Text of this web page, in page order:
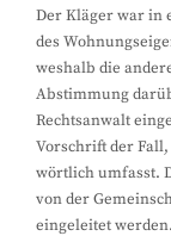
Der Kläger war in
des
weshalb die
Abstimmung
Rechtsanwalt
Vorschrift der
wörtlich umfasst.
von der
eingeleitet